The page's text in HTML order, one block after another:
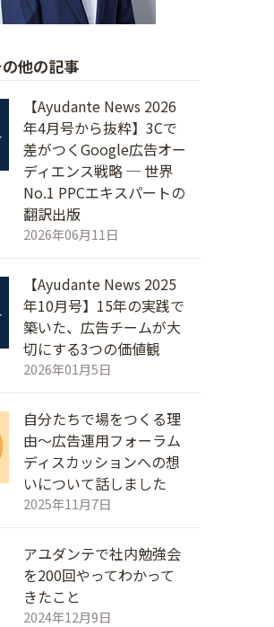
他の記事
【Ayudante News 2026
年4月号から抜粋】3Cで
差がつくGoogle広告オー
ディエンス戦略 ─ 世界
No.1 PPCエキスパートの
翻訳出版
2026年06月11日
【Ayudante News 2025
年10月号】15年の実践で
築いた、広告チームが大
切にする3つの価値観
2026年01月5日
自分たちで場をつくる理
由～広告運用フォーラム
ディスカッションへの想
いについて話しました
2025年11月7日
アユダンテで社内勉強会
を200回やってわかって
きたこと
2024年12月9日